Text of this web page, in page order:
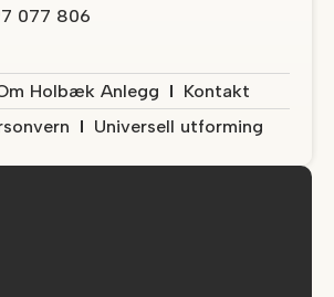
077 806
Holbæk Anlegg
Kontakt
Universell utforming